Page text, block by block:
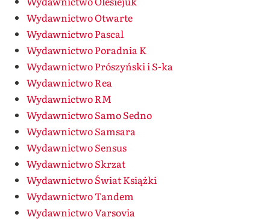
Wydawnictwo Otwarte
Wydawnictwo Pascal
Wydawnictwo Poradnia K
Wydawnictwo Prószyński i S-ka
Wydawnictwo Rea
Wydawnictwo RM
Wydawnictwo Samo Sedno
Wydawnictwo Samsara
Wydawnictwo Sensus
Wydawnictwo Skrzat
Wydawnictwo Świat Książki
Wydawnictwo Tandem
Wydawnictwo Varsovia